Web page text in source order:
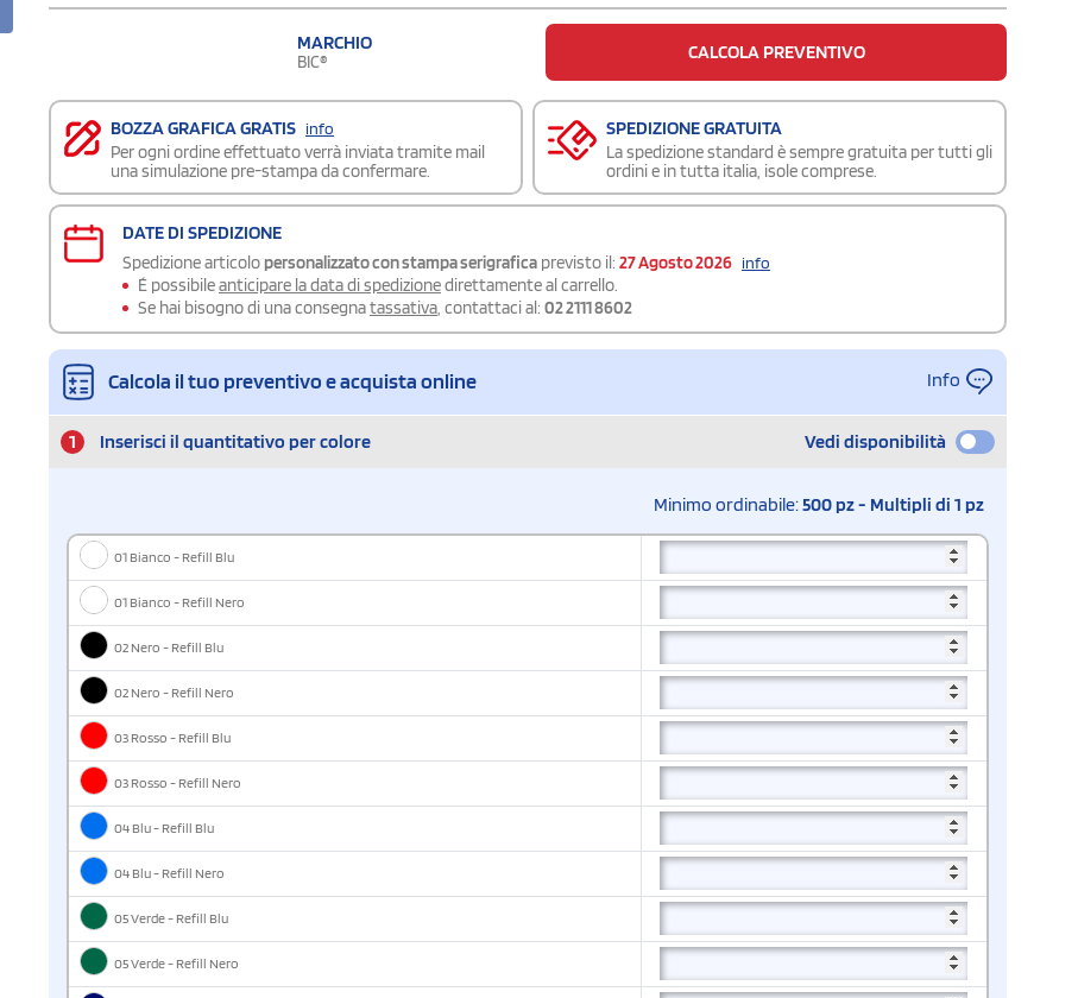
MARCHIO
BIC® CALCOLA PREVENTIVO
BOZZA GRAFICA GRATIS info
Per ogni ordine effettuato verrà inviata tramite mail
una simulazione pre-stampa da confermare.
SPEDIZIONE GRATUITA
La spedizione standard è sempre gratuita per tutti gli
ordini e in tutta italia, isole comprese.
DATE DI SPEDIZIONE
Spedizione articolo personalizzato con stampa serigrafica previsto il: 27 Agosto 2026 info
É possibileanticipare la data di spedizionedirettamente al carrello.
Se hai bisogno di una consegnatassativa , contattaci al: 02 2111 8602
Calcola il tuo preventivo e acquista online Info
1 Inserisci il quantitativo per colore Vedi disponibilità
Minimo ordinabile:500 pz - Multipli di 1 pz
01 Bianco - Refill Blu
01 Bianco - Refill Nero
02 Nero - Refill Blu
02 Nero - Refill Nero
03 Rosso - Refill Blu
03 Rosso - Refill Nero
04 Blu - Refill Blu
04 Blu - Refill Nero
05 Verde - Refill Blu
05 Verde - Refill Nero